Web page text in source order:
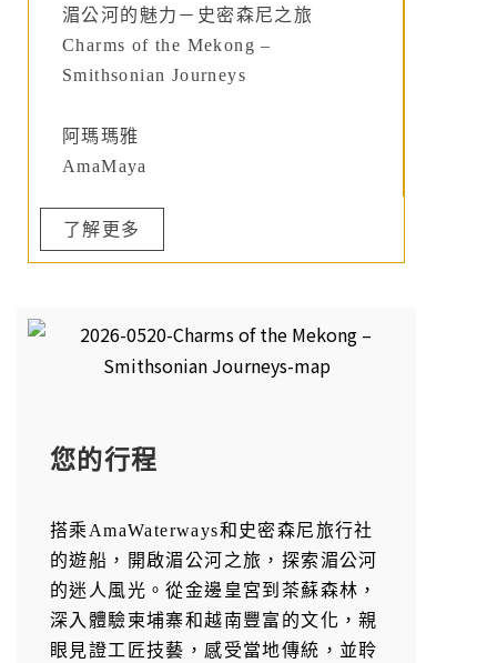
湄公河的魅力－史密森尼之旅
Charms of the Mekong –
Smithsonian Journeys
阿瑪瑪雅
AmaMaya
了解更多
您的行程
搭乘AmaWaterways和史密森尼旅行社
的遊船，開啟湄公河之旅，探索湄公河
的迷人風光。從金邊皇宮到茶蘇森林，
深入體驗柬埔寨和越南豐富的文化，親
眼見證工匠技藝，感受當地傳統，並聆